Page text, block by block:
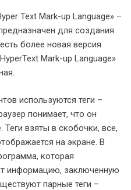
Text Mark-up Language» –
для создания
более новая версия
Mark-up Language»
используются теги –
понимает, что он
взяты в скобочки, все,
на экране. В
которая
информацию, заключенную
парные теги –